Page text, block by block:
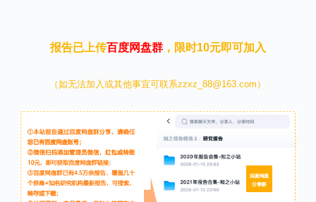
报告已上传百度网盘群，限时10元即可加入
（如无法加入或其他事宜可联系zzxz_88@163.com）